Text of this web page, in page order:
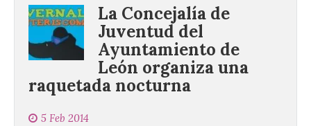
La Concejalía de
Juventud del
Ayuntamiento de
León organiza una
raquetada nocturna
5 Feb 2014